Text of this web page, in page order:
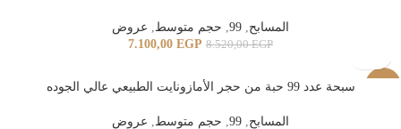
المسابح,
99
, حجم متوسط, عروض
8.520,00EGP
7.100,00 EGP
سبحة عدد 99 حبة من حجر الأمازونايت الطبيعي عالي الجوده
المسابح,
99
, حجم متوسط, عروض